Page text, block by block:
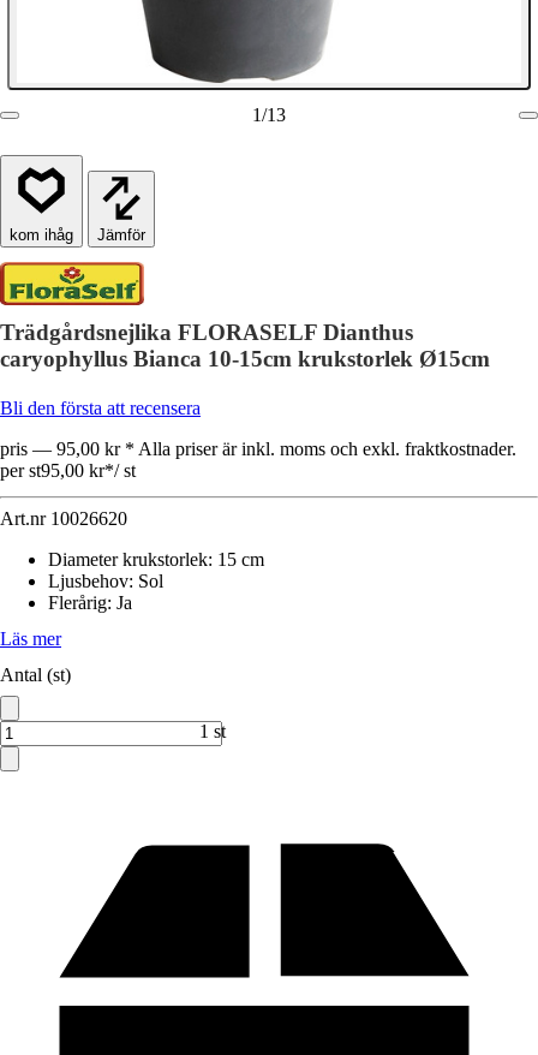
1/13
Jämför
Trädgårdsnejlika FLORASELF Dianthus
caryophyllus Bianca 10-15cm krukstorlek Ø15cm
Bli den första att recensera
pris — 95,00 kr * Alla priser är inkl. moms och exkl. fraktkostnader.
per st95,00 kr*/ st
Art.nr 10026620
Diameter krukstorlek: 15 cm
Ljusbehov: Sol
Flerårig: Ja
Läs mer
Antal (st)
1 st